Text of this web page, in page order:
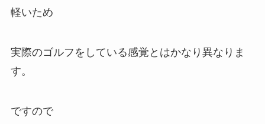
軽いため
実際のゴルフをしている感覚とはかなり異なりま
す。
ですので